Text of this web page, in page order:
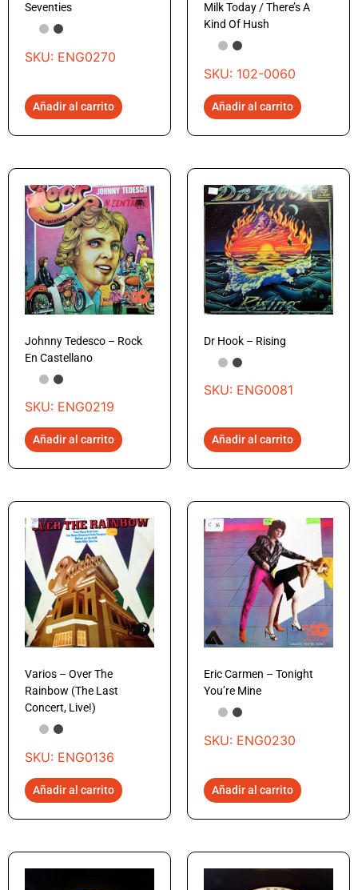
Seventies
SKU: ENG0270
Añadir al carrito
Milk Today / There’s A
Kind Of Hush
SKU: 102-0060
Añadir al carrito
Johnny Tedesco – Rock
En Castellano
SKU: ENG0219
Añadir al carrito
Dr Hook – Rising
SKU: ENG0081
Añadir al carrito
Varios – Over The
Rainbow (The Last
Concert, Live!)
SKU: ENG0136
Añadir al carrito
Eric Carmen – Tonight
You’re Mine
SKU: ENG0230
Añadir al carrito